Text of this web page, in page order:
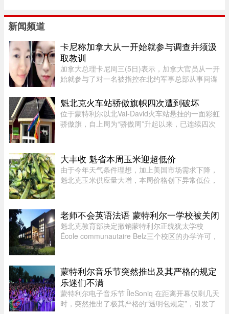
新闻频道
卡尼称加拿大从一开始就参与调查并须汲
取教训
加拿大总理卡尼周三(5日)表示，加拿大官员从一开
始就参与了对一名被指控在北约军事总部从事间谍
道，卡尼表示加拿大应该从这类事件中汲取教训，
但并未明确表示加拿大正在 ...
魁北克火车站骄傲旗帜四次遭到破坏
位于蒙特利尔以北Val-David火车站悬挂的一面彩虹
骄傲旗，自上周为“骄傲周”升起以来，已连续四次
月5日还加装了监控摄像头 ...
大丰收 魁省本周玉米迎超低价
由于今年天气条件理想，加上美国市场需求下降，
魁北克玉米供应量大增，本周价格创下异常低位，
人David Côté表示， ...
老师不会英语法语 蒙特利尔一学校被关闭
魁北克教育部决定撤销蒙特利尔正统犹太学校
École communautaire Belz三个校区的办学许可，
魁北克行政法庭获得的文件，学校 ...
蒙特利尔音乐节突然推出及其严格的规定
乐迷们不满
蒙特利尔电子音乐节 ÎleSoniq 在距离开幕仅剩几天
时，突然推出了极其严格的“透明包规定”，引发了